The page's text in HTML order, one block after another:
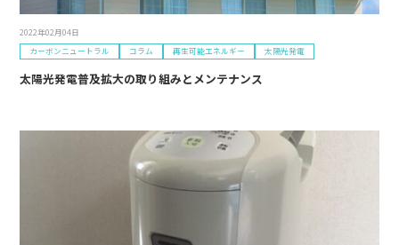
2022年02月04日
カーボンニュートラル
コラム 再生可能エネルギー 太陽光発電
太陽光発電普及拡大の取り組みとメンテナンス